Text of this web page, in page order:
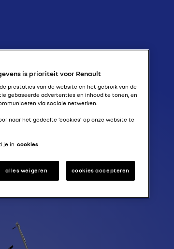
(RY)
is prioriteit voor Renault
prestaties van de website en het gebruik van de
gebaseerde advertenties en inhoud te tonen, en
via sociale netwerken.
naar het gedeelte ‘cookies’ op onze website te
je in cookies
alles weigeren cookies accepteren